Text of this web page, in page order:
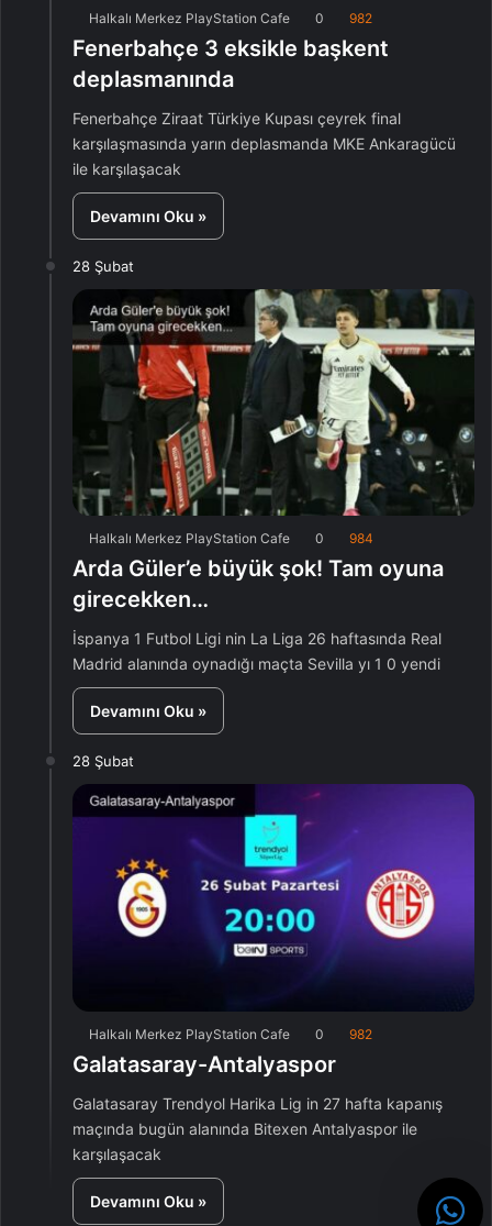
Halkalı Merkez PlayStation Cafe 0 982
Fenerbahçe 3 eksikle başkent
deplasmanında
Fenerbahçe Ziraat Türkiye Kupası çeyrek final
karşılaşmasında yarın deplasmanda MKE Ankaragücü
ile karşılaşacak
Devamını Oku »
28 Şubat
Halkalı Merkez PlayStation Cafe 0 984
Arda Güler’e büyük şok! Tam oyuna
girecekken…
İspanya 1 Futbol Ligi nin La Liga 26 haftasında Real
Madrid alanında oynadığı maçta Sevilla yı 1 0 yendi
Devamını Oku »
28 Şubat
Halkalı Merkez PlayStation Cafe 0 982
Galatasaray-Antalyaspor
Galatasaray Trendyol Harika Lig in 27 hafta kapanış
maçında bugün alanında Bitexen Antalyaspor ile
karşılaşacak
Devamını Oku »